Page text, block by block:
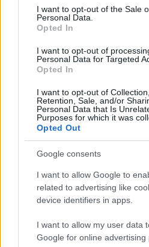
consent section.
I want to opt-out of the Sale
Personal Data.
Opted In
I want to opt-out of
Personal Data for Targeted
Opted In
I want to opt-out of
Retention, Sale, and/or
Personal Data that Is
Purposes for which it was
Opted Out
Google consents
I want to allow Google to
related to advertising like
device identifiers in apps.
I want to allow my user data
Google for online advertising
KARÁCSONYI MELLÉKLET AJÁNDÉK
DEBRECZENI ZITA RUSZKAI ORSI
Kövesd a Glamour